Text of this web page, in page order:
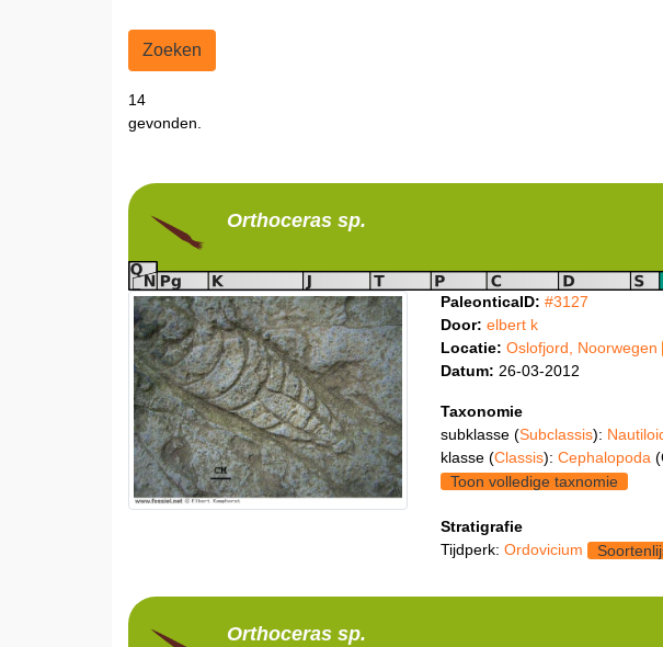
Zoeken
14
gevonden.
Orthocerassp.
PaleonticaID: #3127
Door: elbert k
Locatie: Oslofjord, Noorwegen
Datum: 26-03-2012
Taxonomie
subklasse (Subclassis):
klasse (Classis): Cephalopoda
Toon volledige taxnomie
Stratigrafie
Tijdperk: Ordovicium
Orthocerassp.